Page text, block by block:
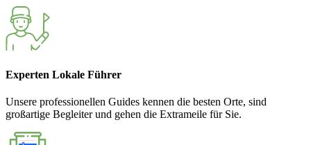
Experten Lokale Führer
Unsere professionellen Guides kennen die besten Orte, sind
großartige Begleiter und gehen die Extrameile für Sie.